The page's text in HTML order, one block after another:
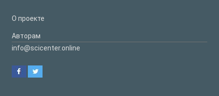
О проекте
Авторам
info@scicenter.online